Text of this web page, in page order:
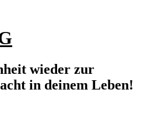
wieder zur
in deinem Leben!